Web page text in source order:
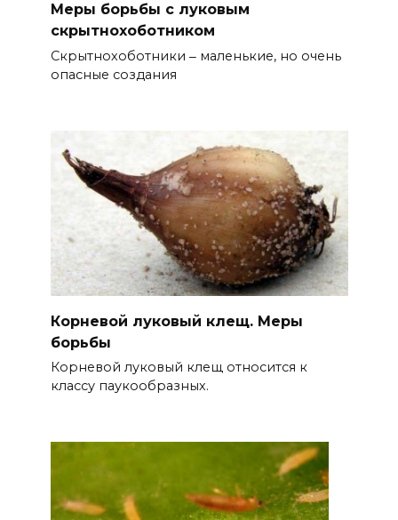
Меры борьбы с луковым
скрытнохоботником
Скрытнохоботники ‒ маленькие, но очень
опасные создания
Корневой луковый клещ. Меры
борьбы
Корневой луковый клещ относится к
классу паукообразных.